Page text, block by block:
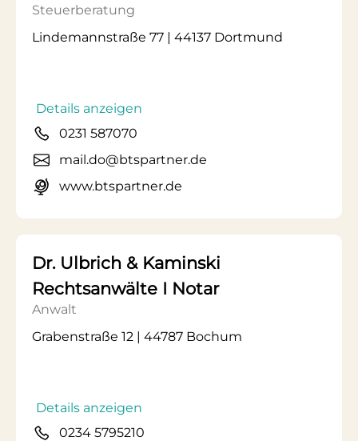
Steuerberatung
Lindemannstraße 77 | 44137 Dortmund
Details anzeigen
0231 587070
mail.do@btspartner.de
www.btspartner.de
Dr. Ulbrich & Kaminski
Rechtsanwälte I Notar
Anwalt
Grabenstraße 12 | 44787 Bochum
Details anzeigen
0234 5795210